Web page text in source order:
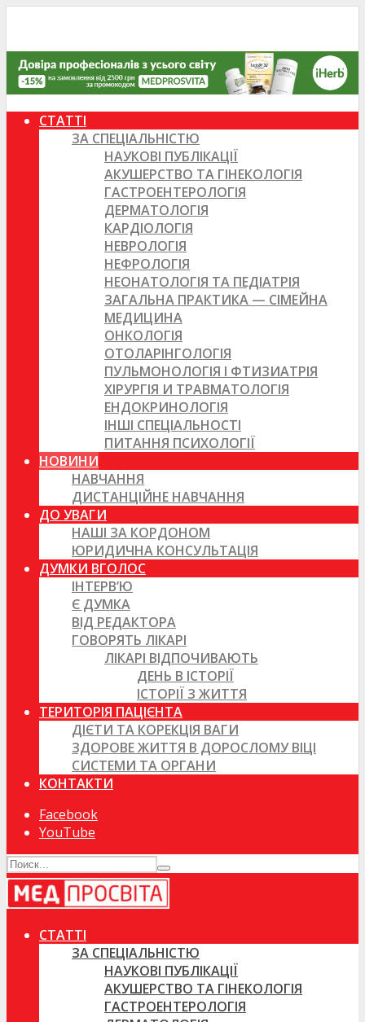
СТАТТІ
ЗА СПЕЦІАЛЬНІСТЮ
НАУКОВІ ПУБЛІКАЦІЇ
АКУШЕРСТВО ТА ГІНЕКОЛОГІЯ
ГАСТРОЕНТЕРОЛОГІЯ
ДЕРМАТОЛОГІЯ
КАРДІОЛОГІЯ
НЕВРОЛОГІЯ
НЕФРОЛОГІЯ
НЕОНАТОЛОГІЯ ТА ПЕДІАТРІЯ
ЗАГАЛЬНА ПРАКТИКА — СІМЕЙНА
МЕДИЦИНА
ОНКОЛОГІЯ
ОТОЛАРІНГОЛОГІЯ
ПУЛЬМОНОЛОГІЯ І ФТИЗИАТРІЯ
ХІРУРГІЯ И ТРАВМАТОЛОГІЯ
ЕНДОКРИНОЛОГІЯ
ІНШІ СПЕЦІАЛЬНОСТІ
ПИТАННЯ ПСИХОЛОГІЇ
НОВИНИ
НАВЧАННЯ
ДИСТАНЦІЙНЕ НАВЧАННЯ
ДО УВАГИ
НАШІ ЗА КОРДОНОМ
ЮРИДИЧНА КОНСУЛЬТАЦІЯ
ДУМКИ ВГОЛОС
ІНТЕРВ’Ю
Є ДУМКА
ВІД РЕДАКТОРА
ГОВОРЯТЬ ЛІКАРІ
ЛІКАРІ ВІДПОЧИВАЮТЬ
ДЕНЬ В ІСТОРІЇ
ІСТОРІЇ З ЖИТТЯ
ТЕРИТОРІЯ ПАЦІЄНТА
ДІЄТИ ТА КОРЕКЦІЯ ВАГИ
ЗДОРОВЕ ЖИТТЯ В ДОРОСЛОМУ ВІЦІ
СИСТЕМИ ТА ОРГАНИ
КОНТАКТИ
Facebook
YouTube
СТАТТІ
ЗА СПЕЦІАЛЬНІСТЮ
НАУКОВІ ПУБЛІКАЦІЇ
АКУШЕРСТВО ТА ГІНЕКОЛОГІЯ
ГАСТРОЕНТЕРОЛОГІЯ